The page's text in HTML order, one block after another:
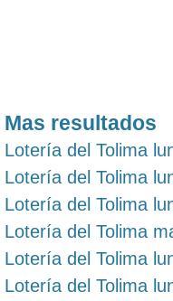
Mas resultados
Lotería del Tolima
Lotería del Tolima
Lotería del Tolima
Lotería del Tolima
Lotería del Tolima
Lotería del Tolima